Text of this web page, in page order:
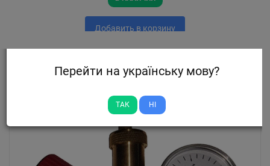
Добавить в корзину
Перейти на українську мову?
ТАК НІ